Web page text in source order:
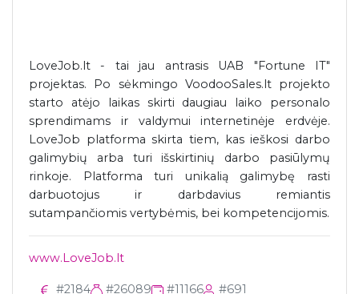
LoveJob.lt - tai jau antrasis UAB "Fortune IT"
projektas. Po sėkmingo VoodooSales.lt projekto
starto atėjo laikas skirti daugiau laiko personalo
sprendimams ir valdymui internetinėje erdvėje.
LoveJob platforma skirta tiem, kas ieškosi darbo
galimybių arba turi išskirtinių darbo pasiūlymų
rinkoje. Platforma turi unikalią galimybę rasti
darbuotojus ir darbdavius remiantis
sutampančiomis vertybėmis, bei kompetencijomis.
www.LoveJob.lt
#2184 #26089 #11166 #691